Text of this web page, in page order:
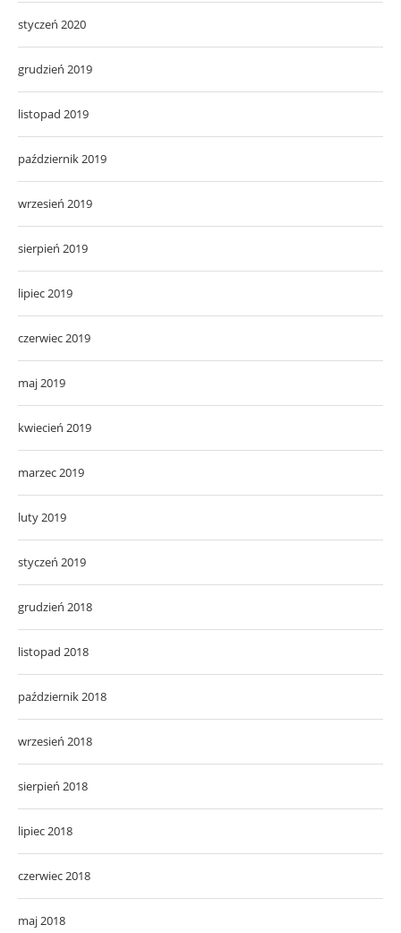
styczeń 2020
grudzień 2019
listopad 2019
październik 2019
wrzesień 2019
sierpień 2019
lipiec 2019
czerwiec 2019
maj 2019
kwiecień 2019
marzec 2019
luty 2019
styczeń 2019
grudzień 2018
listopad 2018
październik 2018
wrzesień 2018
sierpień 2018
lipiec 2018
czerwiec 2018
maj 2018